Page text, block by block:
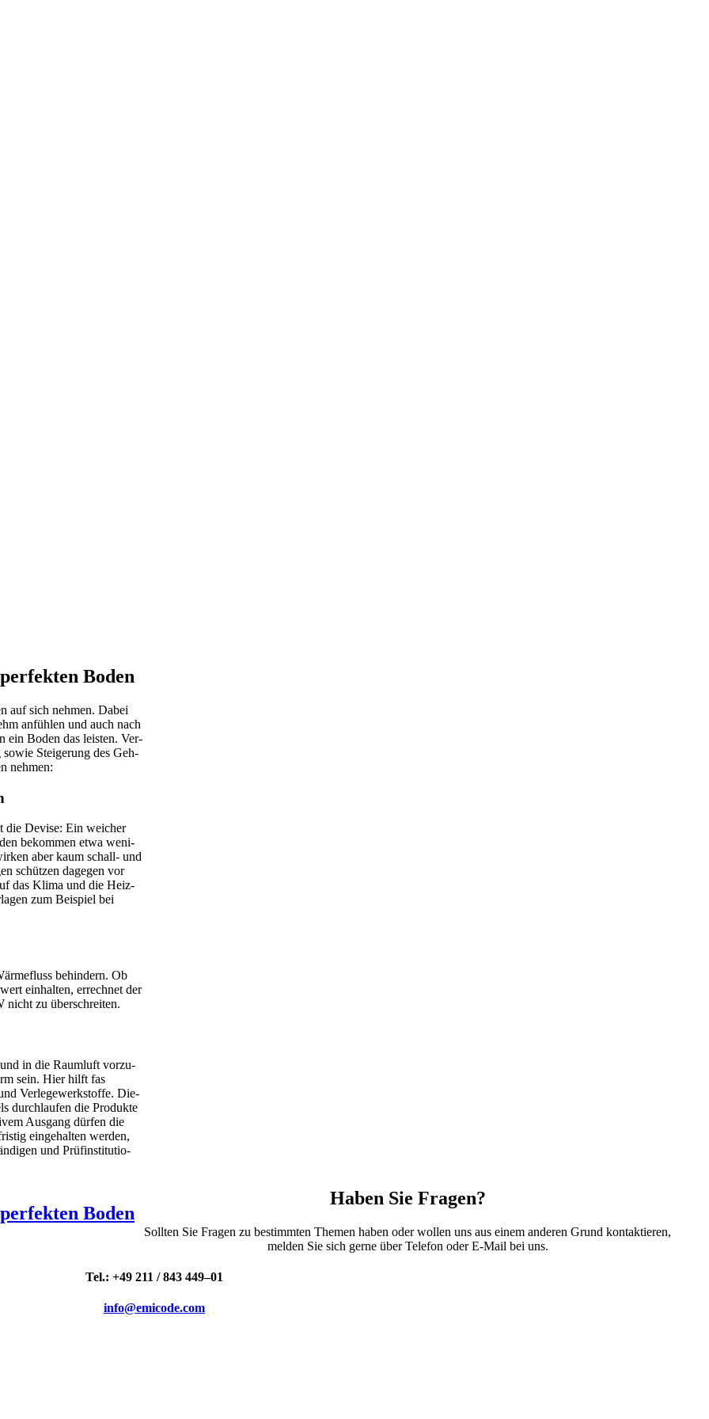
Boden
auf sich neh­men. Dabei
anfüh­len und auch nach
ein Boden das leis­ten. Ver­
sowie Stei­ge­rung des Geh­
neh­men:
die Devi­se: Ein wei­cher
bekom­men etwa weni­
aber kaum schall- und
schüt­zen dage­gen vor
das Kli­ma und die Heiz­
zum Bei­spiel bei
behin­dern. Ob
ein­hal­ten, errech­net der
nicht zu über­schrei­ten.
und in die Raum­luft vor­zu­
sein. Hier hilft fas
Ver­le­ge­werk­stof­fe. Die­
durch­lau­fen die Pro­duk­te
Aus­gang dür­fen die
ein­ge­hal­ten wer­den,
und Prüf­in­sti­tu­tio­
Boden
Haben Sie Fragen?
Soll­ten Sie Fra­gen zu bestimm­ten The­men haben oder wol­len uns aus einem ande­ren Grund kon­tak­tie­ren,
mel­den Sie sich ger­ne über Tele­fon oder E‑Mail bei uns.
Tel.: +49 211 / 843 449–01
info@emicode.com